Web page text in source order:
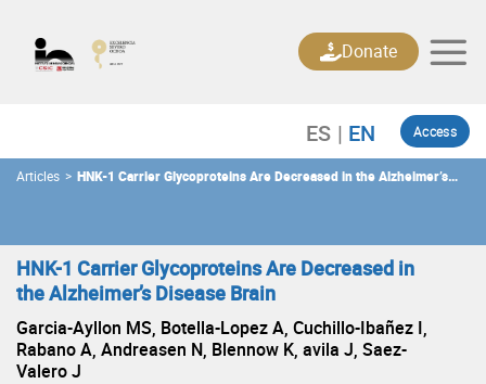
content
Access
Donate
Articles > HNK-1 Carrier Glycoproteins Are Decreased in the Alzheimer’s
HNK-1 Carrier Glycoproteins Are Decreased in
the Alzheimer’s Disease Brain
Garcia-Ayllon MS, Botella-Lopez A, Cuchillo-Ibañez I,
Rabano A, Andreasen N, Blennow K, avila J, Saez-
Valero J